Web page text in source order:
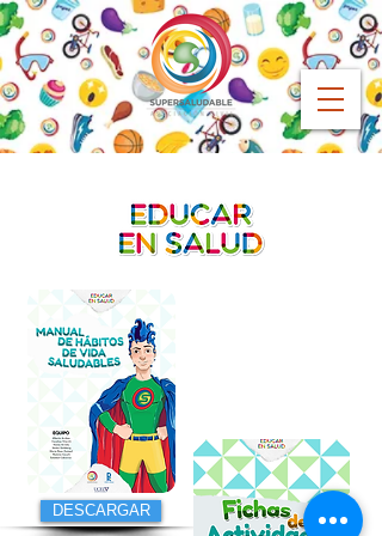
DESCARGAR